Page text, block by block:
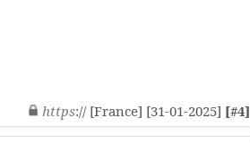
https:// [France] [31-01-2025] [#4]